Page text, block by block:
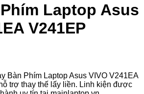
Laptop Asus
V241EP
Bàn Phím Laptop Asus VIVO V241EA
trợ thay thế lấy liền. Linh kiện được